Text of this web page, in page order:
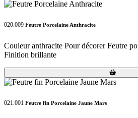
020.009 Feutre Porcelaine Anthracite
Couleur anthracite Pour décorer Feutre
Finition brillante
Loading...
Loading...
021.001 Feutre fin Porcelaine Jaune Mars